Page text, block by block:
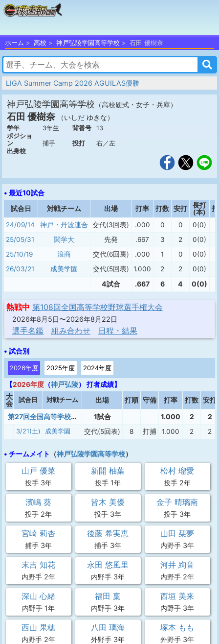
ホーム 高校 神戸弘陵学園高等学校 石田 優樹奈
LIGA Summer Camp 2026 AGUILAS優勝
神戸弘陵学園高等学校 （高校硬式・女子・兵庫）
石田 優樹奈 （いしだ ゆきな）
学年 3年生 背番号
13
ポジショ
ン
捕手 投打
右／左
出身校
• 最近10試合
試合日 対戦チーム 出場 打率 打数 安打
長打
(本)
24/09/14 神戸・丹波連合 交代(3回表) .000 0 0 0(0)
25/05/31
関学大 先発 .667 3 2 0(0)
25/10/19
浪商 交代(6回裏) .000 1 0 0(0)
26/03/21
成美学園 交代(5回表) 1.000 2 2 0(0)
4試合 .667 6 4 0(0)
熱戦中 第108回全国高等学校野球選手権大会
2026年8月5日〜2026年8月22日
選手名鑑 組み合わせ 日程・結果
• 試合別
2026年度 2025年度 2024年度
【2026年度 （神戸弘陵） 打者成績】
大
会
試合日 対戦チーム 出場 打順 守備 打率 打数 安打
第27回全国高等学校女子硬式野球選抜大会 1試合 1.000 2 2
3/21(土) 成美学園 交代(5回表) 8 打捕 1.000 2 2
• チームメイト （神戸弘陵学園高等学校）
山戸 優菜
投手 3年
新開 柚葉
投手 1年
松村 瑠愛
投手 2年
濱嶋 葵
投手 2年
皆木 美優
投手 3年
金子 晴璃南
投手 3年
宮崎 莉杏
捕手 3年
後藤 希実恵
捕手 3年
山田 栞夢
内野手 3年
末吉 知花
内野手 2年
永田 悠風里
内野手 3年
河井 絢音
内野手 2年
深山 心緒
内野手 1年
福田 稟
内野手 3年
西垣 美来
内野手 3年
西山 果穂
内野手 2年
八田 璃海
外野手 3年
塚本 もも
外野手 3年